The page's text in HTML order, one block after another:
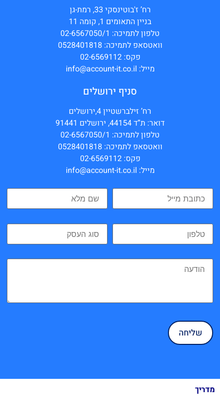
רח’ ז'בוטינסקי 33, רמת-גן
בניין התאומים 1, קומה 11
טלפון לתמיכה: 02-6567050/1
וואטסאפ לתמיכה: 0528401818
פקס: 02-6569112
מייל: info@account-it.co.il
סניף ירושלים
רח’ זילברשטיין 4,ירושלים
דואר: ת”ד 44154, ירושלים 91441
טלפון לתמיכה: 02-6567050/1
וואטסאפ לתמיכה: 0528401818
פקס: 02-6569112
מייל: info@account-it.co.il
מדריך